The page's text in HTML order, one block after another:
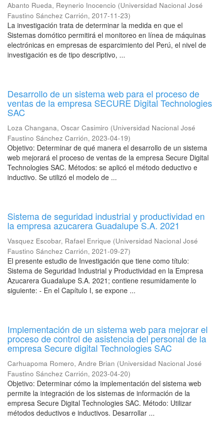
Abanto Rueda, Reynerio Inocencio (Universidad Nacional José
Faustino Sánchez Carrión, 2017-11-23)
La investigación trata de determinar la medida en que el
Sistemas domótico permitirá el monitoreo en línea de máquinas
electrónicas en empresas de esparcimiento del Perú, el nivel de
investigación es de tipo descriptivo, ...
Desarrollo de un sistema web para el proceso de
ventas de la empresa SECURE Digital Technologies
SAC
Loza Changana, Oscar Casimiro (Universidad Nacional José
Faustino Sánchez Carrión, 2023-04-19)
Objetivo: Determinar de qué manera el desarrollo de un sistema
web mejorará el proceso de ventas de la empresa Secure Digital
Technologies SAC. Métodos: se aplicó el método deductivo e
inductivo. Se utilizó el modelo de ...
Sistema de seguridad industrial y productividad en
la empresa azucarera Guadalupe S.A. 2021
Vasquez Escobar, Rafael Enrique (Universidad Nacional José
Faustino Sánchez Carrión, 2021-09-27)
El presente estudio de Investigación que tiene como título:
Sistema de Seguridad Industrial y Productividad en la Empresa
Azucarera Guadalupe S.A. 2021; contiene resumidamente lo
siguiente: - En el Capítulo I, se expone ...
Implementación de un sistema web para mejorar el
proceso de control de asistencia del personal de la
empresa Secure digital Technologies SAC
Carhuapoma Romero, Andre Brian (Universidad Nacional José
Faustino Sánchez Carrión, 2023-04-20)
Objetivo: Determinar cómo la implementación del sistema web
permite la integración de los sistemas de información de la
empresa Secure Digital Technologies SAC. Método: Utilizar
métodos deductivos e inductivos. Desarrollar ...